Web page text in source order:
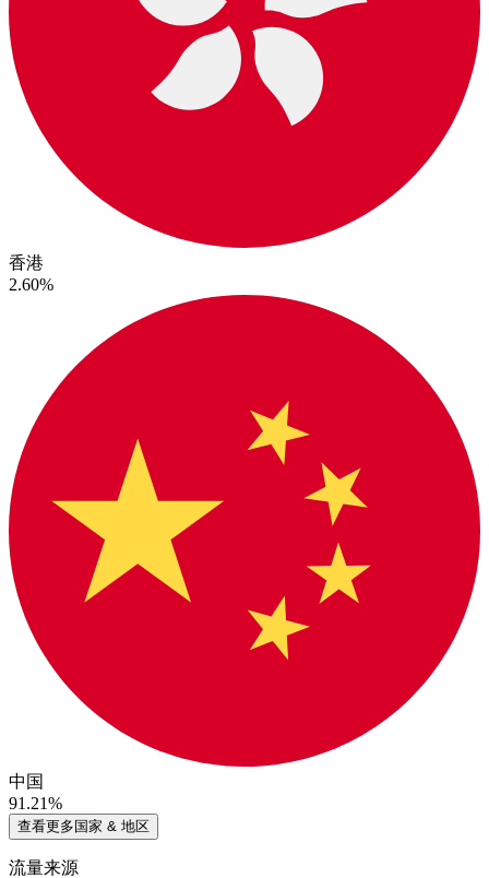
香港
2.60%
中国
91.21%
查看更多国家 & 地区
流量来源